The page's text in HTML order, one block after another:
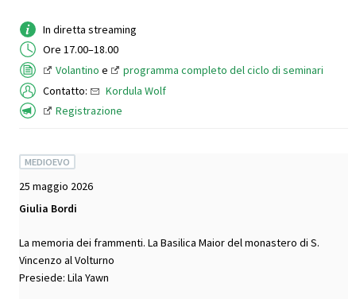
In diretta streaming
Ore 17.00–18.00
Volantino e
programma completo del ciclo di seminari
Contatto:
Kordula Wolf
Registrazione
MEDIOEVO
25 maggio 2026
Giulia Bordi
La memoria dei frammenti. La Basilica Maior del monastero di S.
Vincenzo al Volturno
Presiede: Lila Yawn